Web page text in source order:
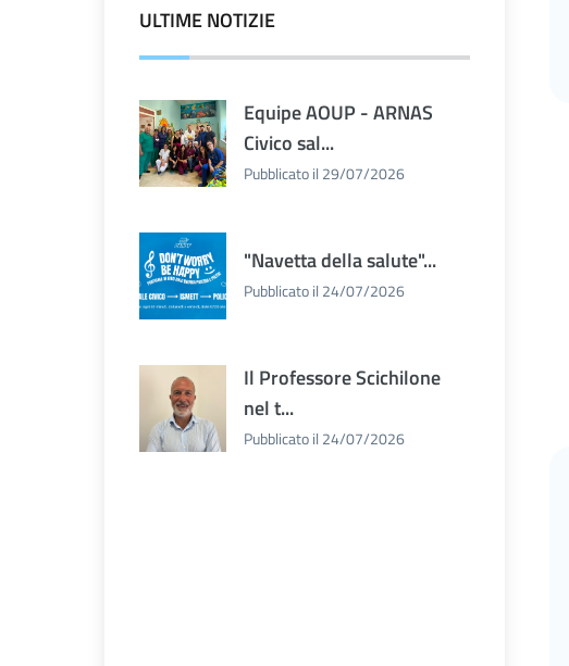
ULTIME NOTIZIE
Equipe AOUP - ARNAS
Civico sal...
Pubblicato il 29/07/2026
"Navetta della salute"...
Pubblicato il 24/07/2026
Il Professore Scichilone
nel t...
Pubblicato il 24/07/2026